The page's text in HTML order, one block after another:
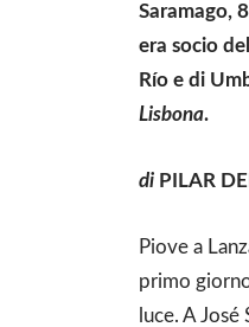
Saramago,
era socio
Río e di
Lisbona.
di PILAR
Piove a
primo
luce. A